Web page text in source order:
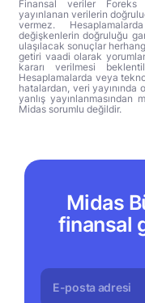
Finansal veriler Foreks
yayınlanan verilerin
vermez.
değişkenlerin doğruluğu
ulaşılacak sonuçlar
getiri vaadi olarak
kararı verilmesi
Hesaplamalarda veya
hatalardan, veri
yanlış
Midas sorumlu değildir.
Midas
finansal